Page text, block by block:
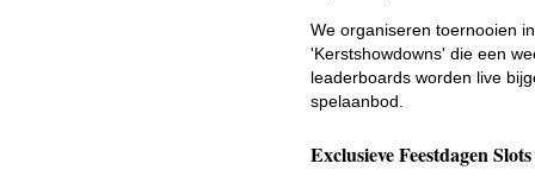
We organiseren toernooien
'Kerstshowdowns' die een
leaderboards worden live
spelaanbod.
Exclusieve Feestdagen